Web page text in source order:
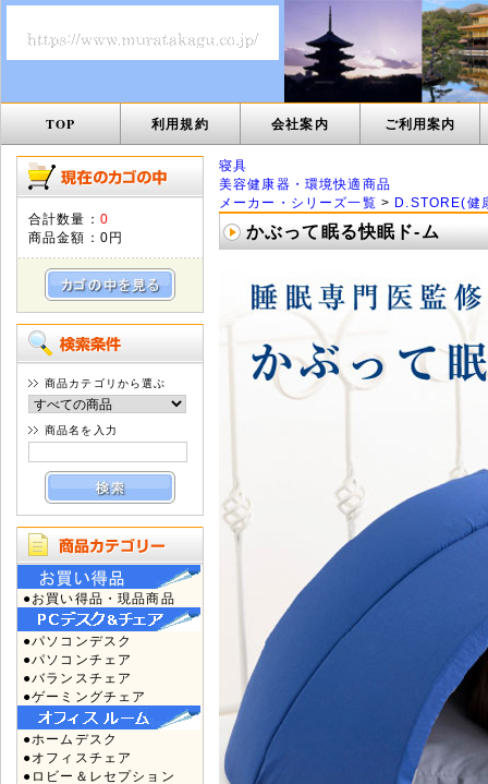
TOP 利用規約 会社案内 ご利用案内
合計数量： 0
商品金額： 0円
商品カテゴリから選ぶ
商品名を入力
●お買い得品・現品商品
●パソコンデスク
●パソコンチェア
●バランスチェア
●ゲーミングチェア
●ホームデスク
●オフィスチェア
●ロビー＆レセプション
寝具
美容健康器・環境快適商品
メーカー・シリーズ一覧 > D.STORE(健
かぶって眠る快眠ド-ム